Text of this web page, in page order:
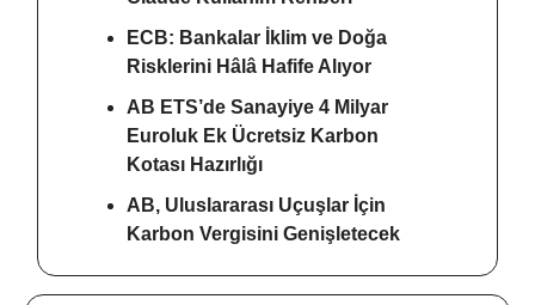
ECB: Bankalar İklim ve Doğa
Risklerini Hâlâ Hafife Alıyor
AB ETS’de Sanayiye 4 Milyar
Euroluk Ek Ücretsiz Karbon
Kotası Hazırlığı
AB, Uluslararası Uçuşlar İçin
Karbon Vergisini Genişletecek